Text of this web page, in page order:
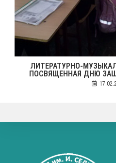
ЛИТЕРАТУРНО-
ПОСВЯЩЕННАЯ ДНЮ